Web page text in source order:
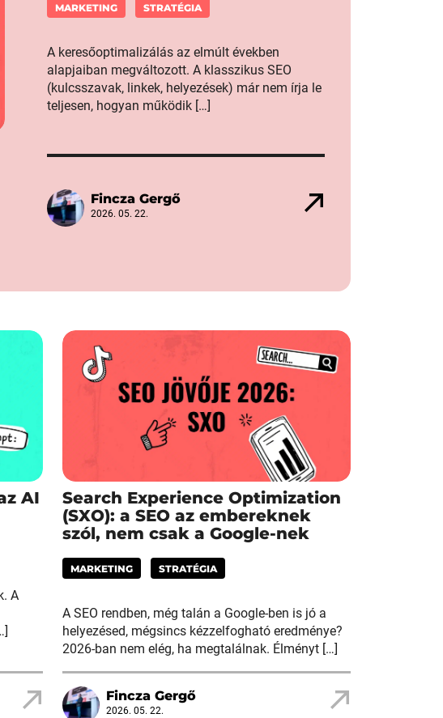
MARKETING STRATÉGIA
A keresőoptimalizálás az elmúlt években
alapjaiban megváltozott. A klasszikus SEO
(kulcsszavak, linkek, helyezések) már nem írja le
teljesen, hogyan működik […]
Fincza Gergő
2026. 05. 22.
AI
A
Search Experience Optimization
(SXO): a SEO az embereknek
szól, nem csak a Google-nek
MARKETING STRATÉGIA
A SEO rendben, még talán a Google-ben is jó a
helyezésed, mégsincs kézzelfogható eredménye?
2026-ban nem elég, ha megtalálnak. Élményt […]
Fincza Gergő
2026. 05. 22.